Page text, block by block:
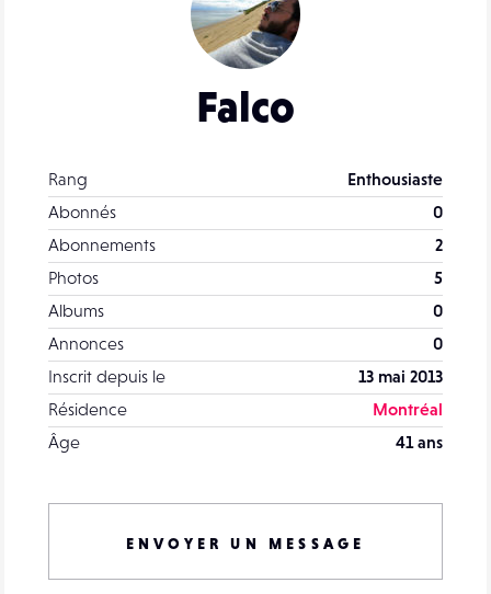
Falco
Rang
Enthousiaste
Abonnés
0
Abonnements
2
Photos
5
Albums
0
Annonces
0
Inscrit depuis le
13 mai 2013
Résidence
Montréal
Âge
41 ans
ENVOYER UN MESSAGE